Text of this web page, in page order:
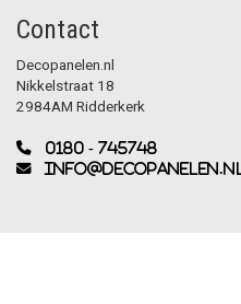
Contact
Decopanelen.nl
Nikkelstraat 18
2984AM Ridderkerk
0180 - 745748
info@decopanelen.nl